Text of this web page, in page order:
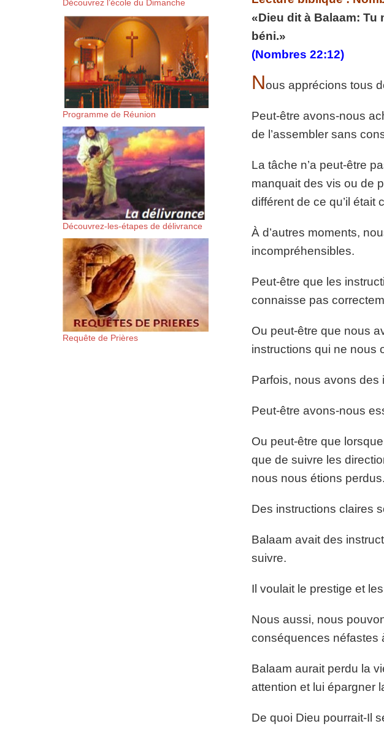
suis-sans-rien-a-moi.mp3 http://www.lafoiapostolique.org/wp-
content/uploads/2018/06/Es-tu-lasse-rempli-de-tritesse.mp3
Découvrez l’école du Dimanche
Programme de Réunion
Découvrez-les-étapes de délivrance
Requête de Prières
«Dieu dit à Balaam: Tu
béni.»
(Nombres 22:12)
Nous apprécions tous
Peut-être avons-nous
de l’assembler sans
La tâche n’a peut-être
manquait des vis ou de
différent de ce qu’il était
À d’autres moments,
incompréhensibles.
Peut-être que les
connaisse pas
Ou peut-être que nous
instructions qui ne nous
Parfois, nous avons des
Peut-être avons-nous
Ou peut-être que
que de suivre les
nous nous étions perdus.
Des instructions claires
Balaam avait des
suivre.
Il voulait le prestige et
Nous aussi, nous
conséquences néfastes
Balaam aurait perdu la
attention et lui épargner
De quoi Dieu pourrait-Il